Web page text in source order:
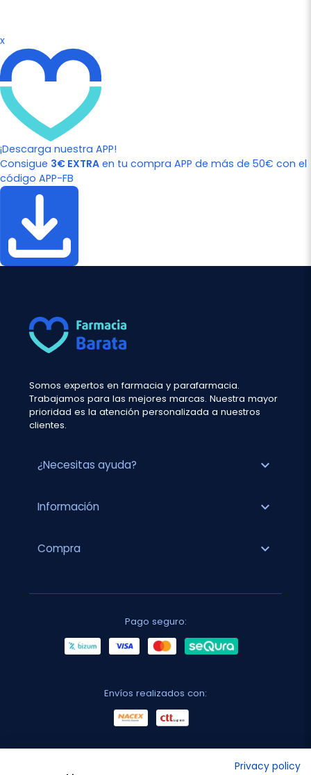
x
¡Descarga nuestra APP!
Consigue 3€ EXTRA en tu compra APP de más de 50€ con el
código APP-FB
Somos expertos en farmacia y parafarmacia.
Trabajamos para las mejores marcas. Nuestra mayor
prioridad es la atención personalizada a nuestros
clientes.
¿Necesitas ayuda? expand_more
Información expand_more
Compra expand_more
Pago seguro:
Envíos realizados con:
Privacy policy